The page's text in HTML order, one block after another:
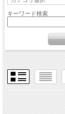
キーワード検索